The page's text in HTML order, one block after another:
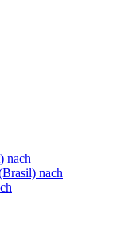
nach
nach